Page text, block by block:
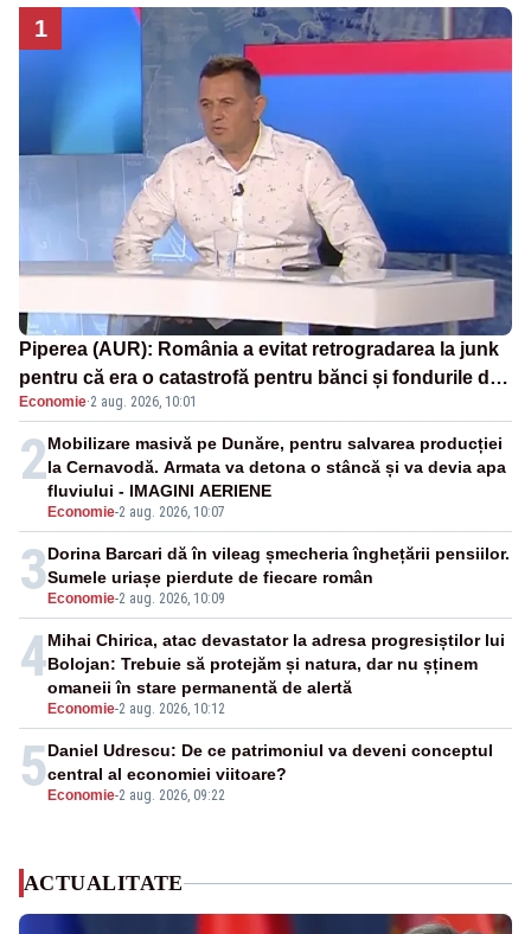
1
Piperea (AUR): România a evitat retrogradarea la junk
pentru că era o catastrofă pentru bănci și fondurile de
pensii
Economie·2 aug. 2026, 10:01
2
Economie-2 aug. 2026, 10:07
Mobilizare masivă pe Dunăre, pentru salvarea producției
la Cernavodă. Armata va detona o stâncă și va devia apa
fluviului - IMAGINI AERIENE
3 Economie-2 aug. 2026, 10:09
Dorina Barcari dă în vileag șmecheria înghețării pensiilor.
Sumele uriașe pierdute de fiecare român
4
Economie-2 aug. 2026, 10:12
Mihai Chirica, atac devastator la adresa progresiștilor lui
Bolojan: Trebuie să protejăm și natura, dar nu șținem
omaneii în stare permanentă de alertă
5 Economie-2 aug. 2026, 09:22
Daniel Udrescu: De ce patrimoniul va deveni conceptul
central al economiei viitoare?
ACTUALITATE